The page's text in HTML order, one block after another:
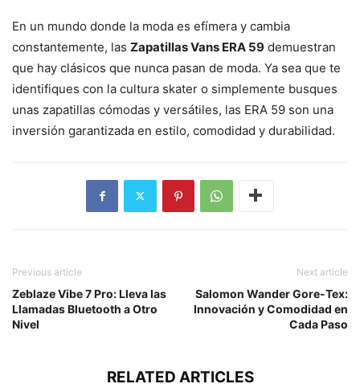
En un mundo donde la moda es efímera y cambia
constantemente, las Zapatillas Vans ERA 59 demuestran
que hay clásicos que nunca pasan de moda. Ya sea que te
identifiques con la cultura skater o simplemente busques
unas zapatillas cómodas y versátiles, las ERA 59 son una
inversión garantizada en estilo, comodidad y durabilidad.
Previous article
Zeblaze Vibe 7 Pro: Lleva las
Llamadas Bluetooth a Otro
Nivel
Next article
Salomon Wander Gore-Tex:
Innovación y Comodidad en
Cada Paso
RELATED ARTICLES